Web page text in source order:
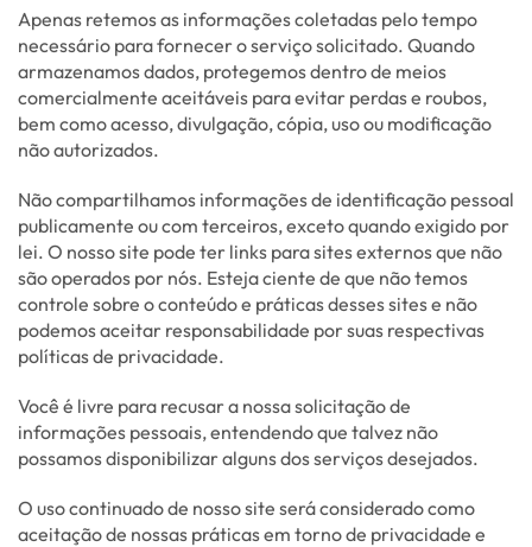
Apenas retemos as informações coletadas pelo tempo
necessário para fornecer o serviço solicitado. Quando
armazenamos dados, protegemos dentro de meios
comercialmente aceitáveis para evitar perdas e roubos,
bem como acesso, divulgação, cópia, uso ou modificação
não autorizados.
Não compartilhamos informações de identificação pessoal
publicamente ou com terceiros, exceto quando exigido por
lei. O nosso site pode ter links para sites externos que não
são operados por nós. Esteja ciente de que não temos
controle sobre o conteúdo e práticas desses sites e não
podemos aceitar responsabilidade por suas respectivas
políticas de privacidade.
Você é livre para recusar a nossa solicitação de
informações pessoais, entendendo que talvez não
possamos disponibilizar alguns dos serviços desejados.
O uso continuado de nosso site será considerado como
aceitação de nossas práticas em torno de privacidade e